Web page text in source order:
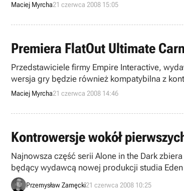
Maciej Myrcha21 czerwca 2008 15:05
Premiera FlatOut Ultimate
Przedstawiciele firmy Empire Interactive,
wersja gry będzie również kompatybilna z
Maciej Myrcha21 czerwca 2008 14:46
Kontrowersje wokół
Najnowsza część serii Alone in the Dark
będący wydawcą nowej produkcji studia
Przemysław Zamęcki21 czerwca 2008 10:25